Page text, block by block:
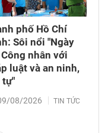
phố Hồ Chí
Sôi nổi "Ngày
nhân với
luật và an ninh,
tự"
08/2026 TIN TỨC